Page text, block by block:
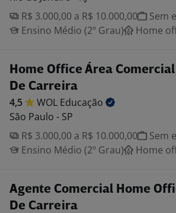
R$ 3.000,00 a R$ 10.000,00
Sem
Ensino Médio (2º Grau)
Home
Home Office Área
De Carreira
4,5 WOL Educação
São Paulo - SP
R$ 3.000,00 a R$ 10.000,00
Sem
Ensino Médio (2º Grau)
Home
Agente Comercial Home
De Carreira